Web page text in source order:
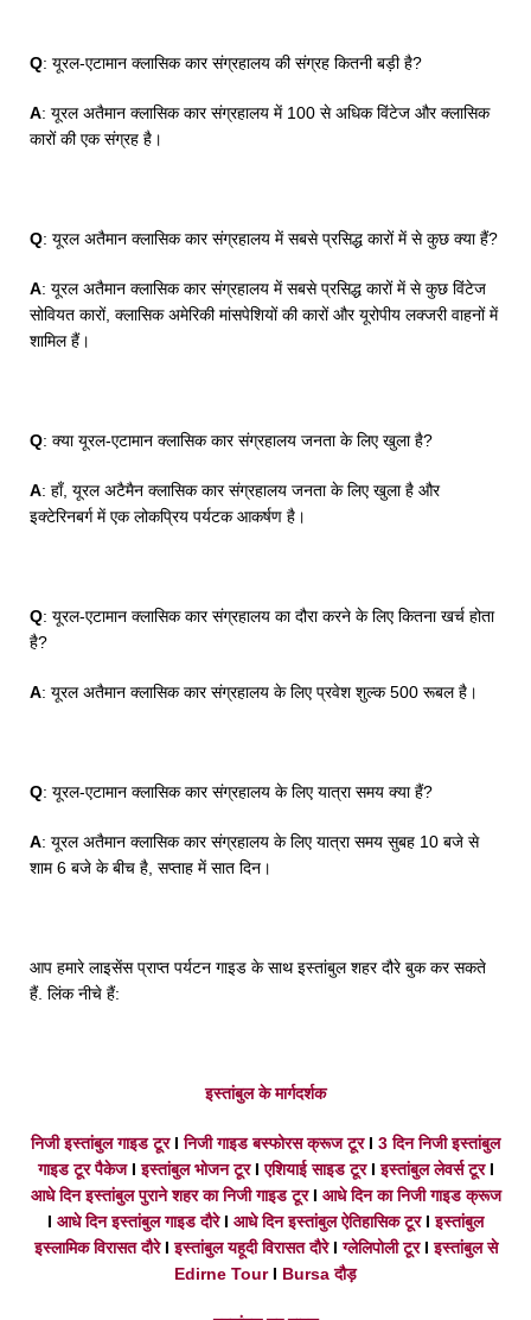
Q: यूरल-एटामान क्लासिक कार संग्रहालय की संग्रह कितनी बड़ी है?
A: यूरल अतैमान क्लासिक कार संग्रहालय में 100 से अधिक विंटेज और क्लासिक
कारों की एक संग्रह है।
Q: यूरल अतैमान क्लासिक कार संग्रहालय में सबसे प्रसिद्ध कारों में से कुछ क्या हैं?
A: यूरल अतैमान क्लासिक कार संग्रहालय में सबसे प्रसिद्ध कारों में से कुछ विंटेज
सोवियत कारों, क्लासिक अमेरिकी मांसपेशियों की कारों और यूरोपीय लक्जरी वाहनों में
शामिल हैं।
Q: क्या यूरल-एटामान क्लासिक कार संग्रहालय जनता के लिए खुला है?
A: हाँ, यूरल अटैमैन क्लासिक कार संग्रहालय जनता के लिए खुला है और
इक्टेरिनबर्ग में एक लोकप्रिय पर्यटक आकर्षण है।
Q: यूरल-एटामान क्लासिक कार संग्रहालय का दौरा करने के लिए कितना खर्च होता
है?
A: यूरल अतैमान क्लासिक कार संग्रहालय के लिए प्रवेश शुल्क 500 रूबल है।
Q: यूरल-एटामान क्लासिक कार संग्रहालय के लिए यात्रा समय क्या हैं?
A: यूरल अतैमान क्लासिक कार संग्रहालय के लिए यात्रा समय सुबह 10 बजे से
शाम 6 बजे के बीच है, सप्ताह में सात दिन।
आप हमारे लाइसेंस प्राप्त पर्यटन गाइड के साथ इस्तांबुल शहर दौरे बुक कर सकते
हैं. लिंक नीचे हैं:
इस्तांबुल के मार्गदर्शक
निजी इस्तांबुल गाइड टूरIनिजी गाइड बस्फोरस क्रूज टूरI 3 दिन निजी इस्तांबुल
गाइड टूर पैकेजIइस्तांबुल भोजन टूरIएशियाई साइड टूरIइस्तांबुल लेवर्स टूरI
आधे दिन इस्तांबुल पुराने शहर का निजी गाइड टूरI आधे दिन का निजी गाइड क्रूज
I आधे दिन इस्तांबुल गाइड दौरेI आधे दिन इस्तांबुल ऐतिहासिक टूरIइस्तांबुल
इस्लामिक विरासत दौरेIइस्तांबुल यहूदी विरासत दौरेIग्लेलिपोली टूरIइस्तांबुल से
Edirne TourI Bursa दौड़